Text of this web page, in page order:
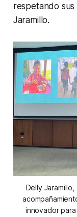
respetando sus
Jaramillo.
Delly
innovador